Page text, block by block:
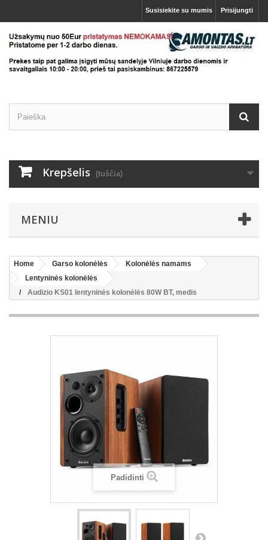
Prisijungti
Susisiekite su mumis
Krepšelis (tuščia)
MENIU
Home Garso kolonėlės
Kolonėlės namams
Lentyninės kolonėlės
Audizio KS01 lentyninės kolonėlės 80W BT, medis
Padidinti